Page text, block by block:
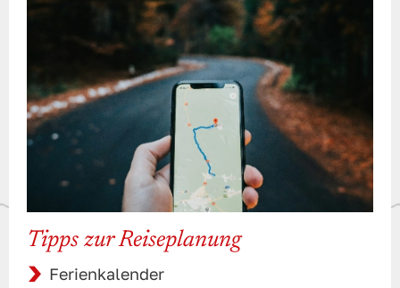
Tipps zur Reiseplanung
Ferienkalender